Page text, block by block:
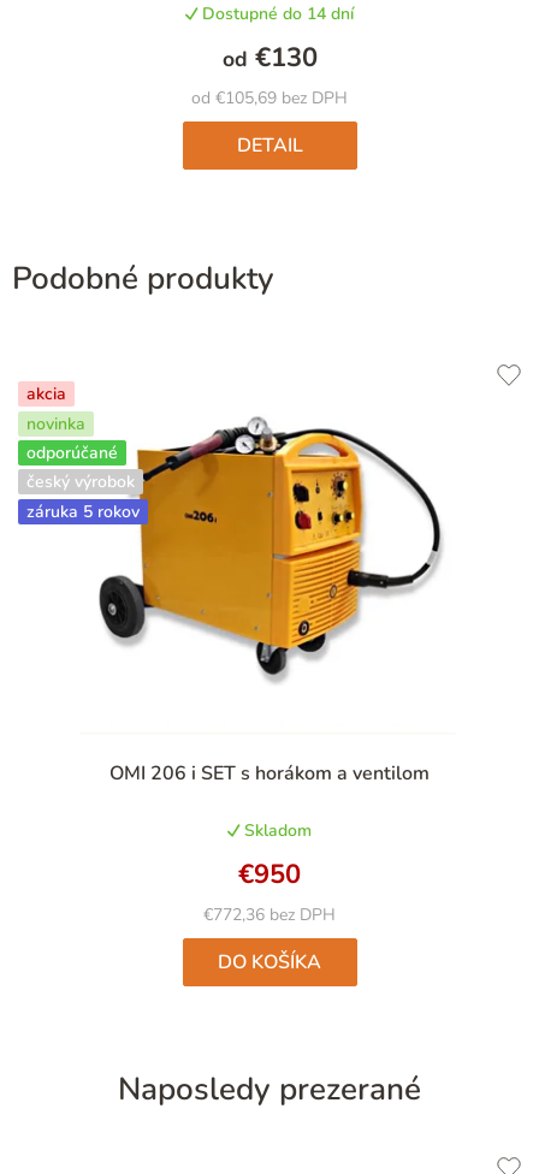
Dostupné do 14 dní
od €105,69 bez DPH
od €130
DETAIL
Podobné produkty
akcia
novinka
odporúčané
český výrobok
záruka 5 rokov
OMI 206 i SET s horákom a ventilom
Skladom
€772,36 bez DPH
€950
DO KOŠÍKA
Naposledy prezerané